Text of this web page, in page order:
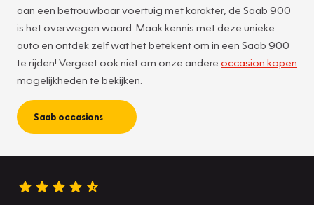
aan een betrouwbaar voertuig met karakter, de Saab 900
is het overwegen waard. Maak kennis met deze unieke
auto en ontdek zelf wat het betekent om in een Saab 900
te rijden! Vergeet ook niet om onze andere occasion kopen
mogelijkheden te bekijken.
Saab occasions